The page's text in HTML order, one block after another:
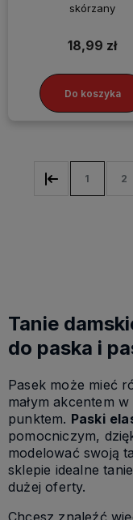
skórzany
18,99 zł
Do koszyka
1 2
Tanie
do paska i
Pasek może mieć
małym akcentem
punktem. Paski
pomocniczym,
modelować swoją
sklepie idealne
dużej oferty.
Chcesz znaleźć